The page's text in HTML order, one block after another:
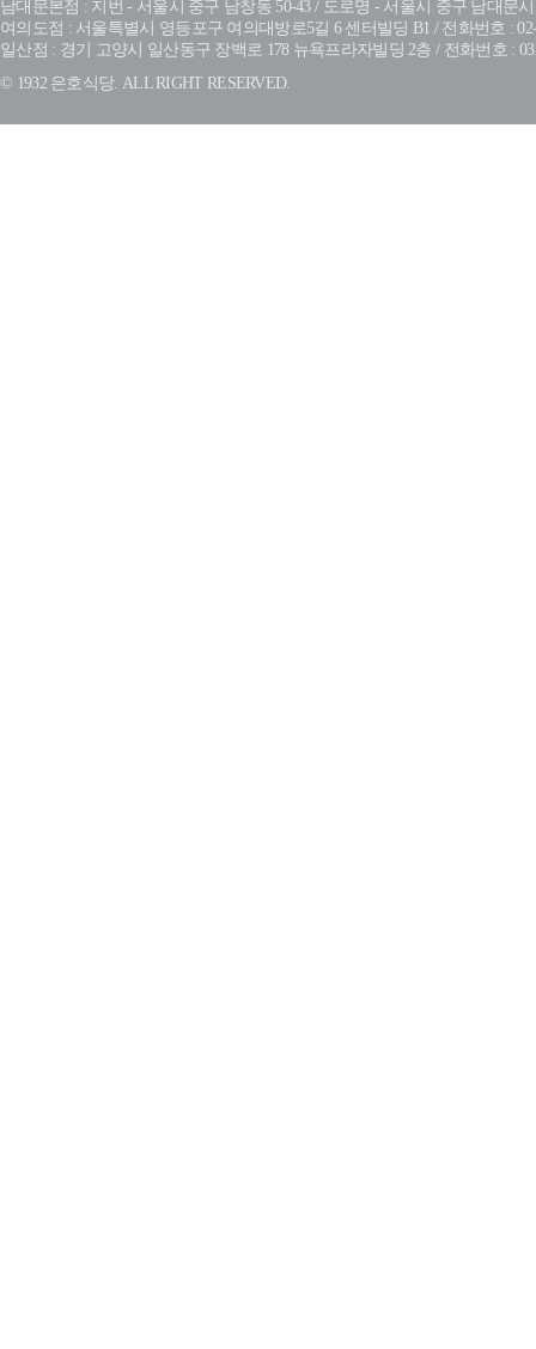
남대문본점 : 지번 - 서울시 중구 남창동 50-43 / 도로명 - 서울시 중구 남대문시
여의도점 : 서울특별시 영등포구 여의대방로5길 6 센터빌딩 B1 / 전화번호 : 02-
일산점 : 경기 고양시 일산동구 장백로 178 뉴욕프라자빌딩 2층 / 전화번호 :
© 1932 은호식당. ALL RIGHT RESERVED.